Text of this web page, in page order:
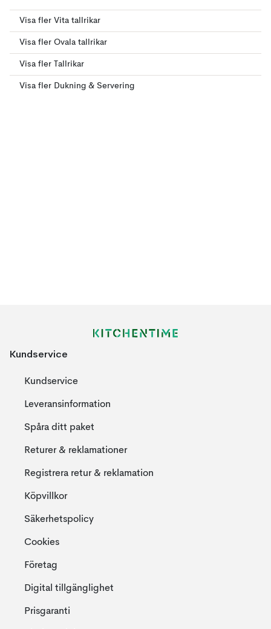
Visa fler Vita tallrikar
Visa fler Ovala tallrikar
Visa fler Tallrikar
Visa fler Dukning & Servering
Kundservice
Kundservice
Leveransinformation
Spåra ditt paket
Returer & reklamationer
Registrera retur & reklamation
Köpvillkor
Säkerhetspolicy
Cookies
Företag
Digital tillgänglighet
Prisgaranti